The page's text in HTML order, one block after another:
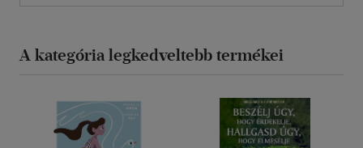
A kategória legkedveltebb termékei